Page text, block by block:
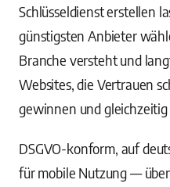
Schlüsseldienst erstellen
günstigsten Anbieter
Branche versteht und
Websites, die Vertrauen
gewinnen und
DSGVO-konform, auf
für mobile Nutzung —